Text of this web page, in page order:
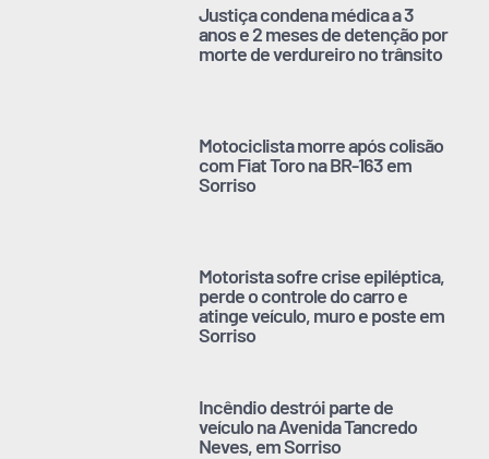
Justiça condena médica a 3
anos e 2 meses de detenção por
morte de verdureiro no trânsito
Motociclista morre após colisão
com Fiat Toro na BR-163 em
Sorriso
Motorista sofre crise epiléptica,
perde o controle do carro e
atinge veículo, muro e poste em
Sorriso
Incêndio destrói parte de
veículo na Avenida Tancredo
Neves, em Sorriso